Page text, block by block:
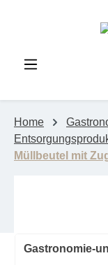
Home
Müllbeutel mit
Gastronomie-